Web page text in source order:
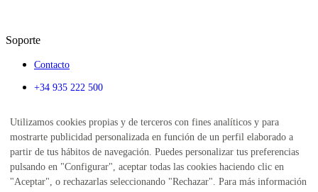
Soporte
Contacto
+34 935 222 500
tute.com
Calendario
Alumni
Blog
Institute of Emotions
Utilizamos cookies propias y de terceros con fines analíticos y para
mostrarte publicidad personalizada en función de un perfil elaborado a
partir de tus hábitos de navegación. Puedes personalizar tus preferencias
pulsando en "Configurar", aceptar todas las cookies haciendo clic en
"Aceptar", o rechazarlas seleccionando "Rechazar". Para más información